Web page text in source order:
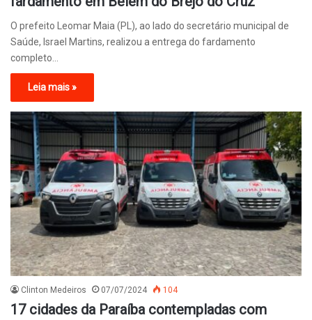
O prefeito Leomar Maia (PL), ao lado do secretário municipal de
Saúde, Israel Martins, realizou a entrega do fardamento
completo…
Leia mais »
Clinton Medeiros 07/07/2024 104
17 cidades da Paraíba contempladas com